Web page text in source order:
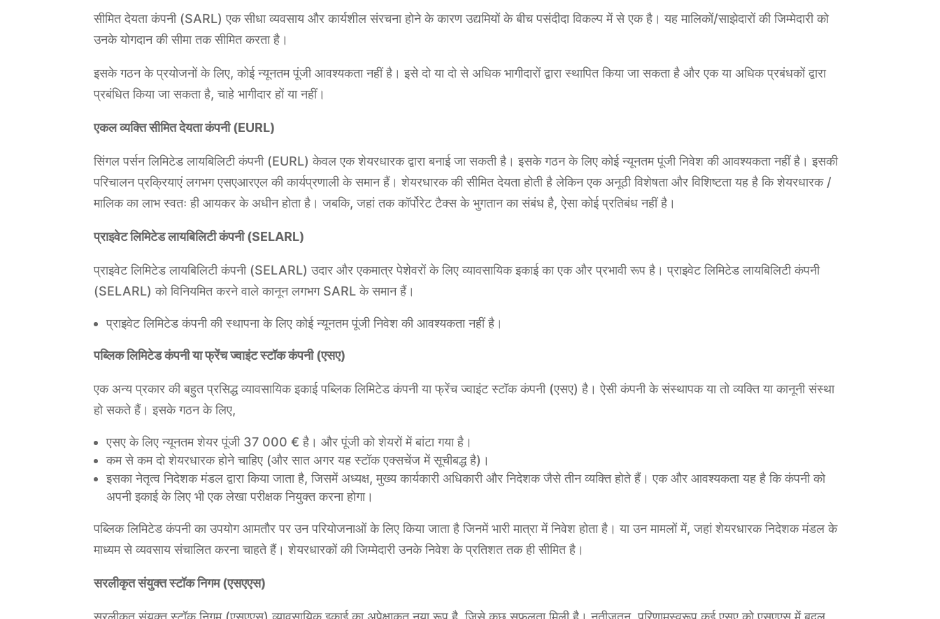
सीमित देयता कंपनी (SARL) एक सीधा व्यवसाय और कार्यशील संरचना होने के कारण उद्यमियों के बीच पसंदीदा विकल्प में से एक है। यह मालिकों/साझेदारों की जिम्मेदारी को
उनके योगदान की सीमा तक सीमित करता है।
इसके गठन के प्रयोजनों के लिए, कोई न्यूनतम पूंजी आवश्यकता नहीं है। इसे दो या दो से अधिक भागीदारों द्वारा स्थापित किया जा सकता है और एक या अधिक प्रबंधकों द्वारा
प्रबंधित किया जा सकता है, चाहे भागीदार हों या नहीं।
एकल व्यक्ति सीमित देयता कंपनी (EURL)
सिंगल पर्सन लिमिटेड लायबिलिटी कंपनी (EURL) केवल एक शेयरधारक द्वारा बनाई जा सकती है। इसके गठन के लिए कोई न्यूनतम पूंजी निवेश की आवश्यकता नहीं है। इसकी
परिचालन प्रक्रियाएं लगभग एसएआरएल की कार्यप्रणाली के समान हैं। शेयरधारक की सीमित देयता होती है लेकिन एक अनूठी विशेषता और विशिष्टता यह है कि शेयरधारक /
मालिक का लाभ स्वतः ही आयकर के अधीन होता है। जबकि, जहां तक कॉर्पोरेट टैक्स के भुगतान का संबंध है, ऐसा कोई प्रतिबंध नहीं है।
प्राइवेट लिमिटेड लायबिलिटी कंपनी (SELARL)
प्राइवेट लिमिटेड लायबिलिटी कंपनी (SELARL) उदार और एकमात्र पेशेवरों के लिए व्यावसायिक इकाई का एक और प्रभावी रूप है। प्राइवेट लिमिटेड लायबिलिटी कंपनी
(SELARL) को विनियमित करने वाले कानून लगभग SARL के समान हैं।
प्राइवेट लिमिटेड कंपनी की स्थापना के लिए कोई न्यूनतम पूंजी निवेश की आवश्यकता नहीं है।
पब्लिक लिमिटेड कंपनी या फ्रेंच ज्वाइंट स्टॉक कंपनी (एसए)
एक अन्य प्रकार की बहुत प्रसिद्ध व्यावसायिक इकाई पब्लिक लिमिटेड कंपनी या फ्रेंच ज्वाइंट स्टॉक कंपनी (एसए) है। ऐसी कंपनी के संस्थापक या तो व्यक्ति या कानूनी संस्था
हो सकते हैं। इसके गठन के लिए,
एसए के लिए न्यूनतम शेयर पूंजी 37 000 € है। और पूंजी को शेयरों में बांटा गया है।
कम से कम दो शेयरधारक होने चाहिए (और सात अगर यह स्टॉक एक्सचेंज में सूचीबद्ध है)।
इसका नेतृत्व निदेशक मंडल द्वारा किया जाता है, जिसमें अध्यक्ष, मुख्य कार्यकारी अधिकारी और निदेशक जैसे तीन व्यक्ति होते हैं। एक और आवश्यकता यह है कि कंपनी को
अपनी इकाई के लिए भी एक लेखा परीक्षक नियुक्त करना होगा।
पब्लिक लिमिटेड कंपनी का उपयोग आमतौर पर उन परियोजनाओं के लिए किया जाता है जिनमें भारी मात्रा में निवेश होता है। या उन मामलों में, जहां शेयरधारक निदेशक मंडल के
माध्यम से व्यवसाय संचालित करना चाहते हैं। शेयरधारकों की जिम्मेदारी उनके निवेश के प्रतिशत तक ही सीमित है।
सरलीकृत संयुक्त स्टॉक निगम (एसएएस)